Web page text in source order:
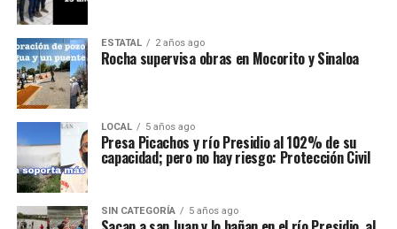
ESTATAL 2 años ago
Rocha supervisa obras en Mocorito y Sinaloa
LOCAL 5 años ago
Presa Picachos y río Presidio al 102% de su
capacidad; pero no hay riesgo: Protección Civil
SIN CATEGORÍA 5 años ago